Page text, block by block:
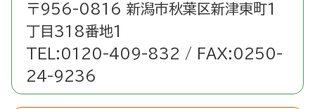
〒956-0816 新潟市秋葉区新津東町1
丁目318番地1
TEL:0120-409-832 / FAX:0250-
24-9236